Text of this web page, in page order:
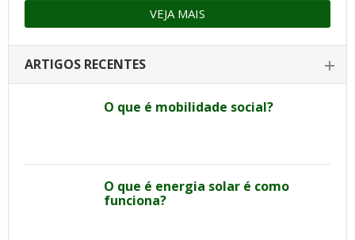
VEJA MAIS
ARTIGOS RECENTES
O que é mobilidade social?
O que é energia solar é como
funciona?